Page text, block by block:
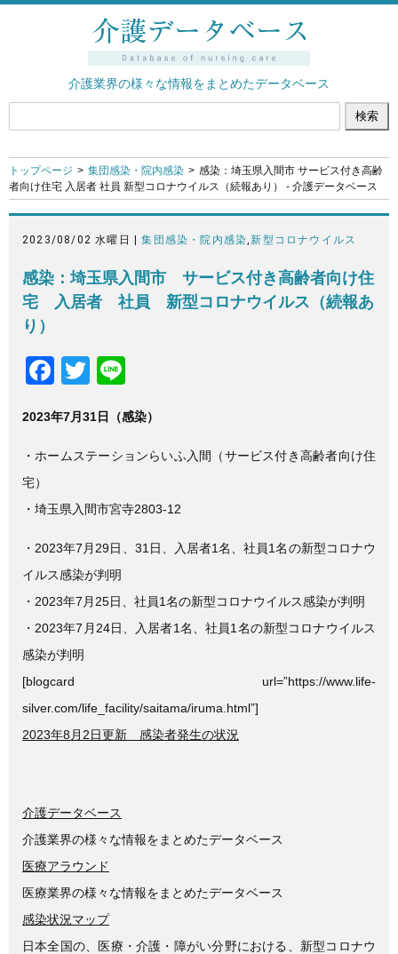
介護業界の様々な情報をまとめたデータベース
トップページ 集団感染・院内感染
感染：埼玉県入間市 サービス付き高齢
者向け住宅 入居者 社員 新型コロナウイルス（続報あり） - 介護データベース
2023/08/02 水曜日 |集団感染・院内感染,新型コロナウイルス
感染：埼玉県入間市 サービス付き高齢者向け住
宅 入居者 社員 新型コロナウイルス（続報あ
り）
F
c
e
o
o
k
T
tt
er
e
2023年7月31日（感染）
・ホームステーションらいふ入間（サービス付き高齢者向け住
宅）
・埼玉県入間市宮寺2803‐12
・2023年7月29日、31日、入居者1名、社員1名の新型コロナウ
イルス感染が判明
・2023年7月25日、社員1名の新型コロナウイルス感染が判明
・2023年7月24日、入居者1名、社員1名の新型コロナウイルス
感染が判明
[blogcard url=”https://www.life-
silver.com/life_facility/saitama/iruma.html”]
2023年8月2日更新 感染者発生の状況
介護データベース
介護業界の様々な情報をまとめたデータベース
医療アラウンド
医療業界の様々な情報をまとめたデータベース
感染状況マップ
日本全国の、医療・介護・障がい分野における、新型コロナウ